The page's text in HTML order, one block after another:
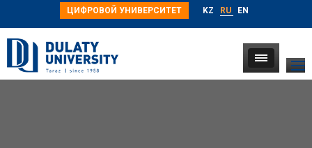
ЦИФРОВОЙ УНИВЕРСИТЕТ KZ RU EN